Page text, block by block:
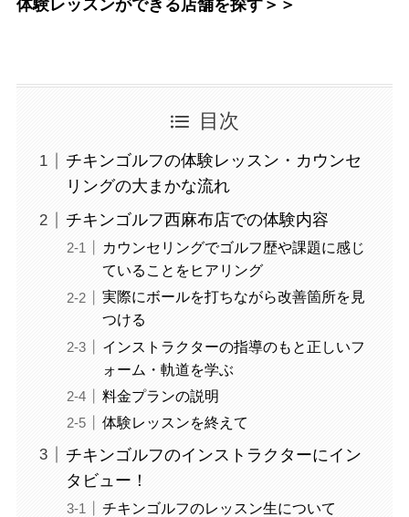
体験レッスンができる店舗を探す＞＞
目次
チキンゴルフの体験レッスン・カウンセ
リングの大まかな流れ
チキンゴルフ西麻布店での体験内容
カウンセリングでゴルフ歴や課題に感じ
ていることをヒアリング
実際にボールを打ちながら改善箇所を見
つける
インストラクターの指導のもと正しいフ
ォーム・軌道を学ぶ
料金プランの説明
体験レッスンを終えて
チキンゴルフのインストラクターにイン
タビュー！
チキンゴルフのレッスン生について